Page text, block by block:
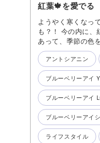
紅葉🍁を愛でる
ようやく寒くなっ
も？！ 今の内に、
あって、季節の色
るように日々のひ
ひとみのためのオ
シアニン」が豊富
🔵 ビルベリーのエ
させることに成功
に。『ブルーベリ
有用成分を配合し
だわり続けてきた
らだをサポートす
す。 私の毎日のひ
アントシアニン
ブルーベリーアイ
ブルーベリーアイ
ブルーベリーアイ
ライフスタイル